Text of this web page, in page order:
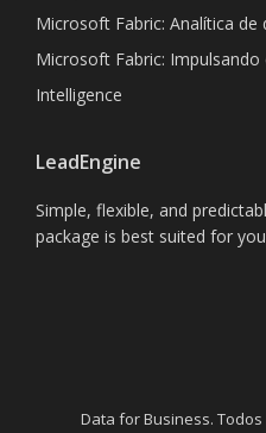
Microsoft Fabric: Analítica de
Microsoft Fabric:
Intelligence
LeadEngine
Simple, flexible, and
package is best suited for
Data for Business.